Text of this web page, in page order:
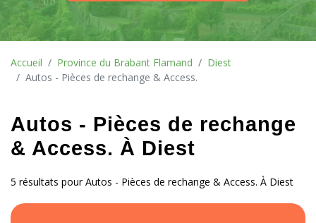
Accueil Province du Brabant Flamand
Diest
Autos - Pièces de rechange & Access.
Autos - Pièces de rechange
& Access. À Diest
5 résultats pour Autos - Pièces de rechange & Access. À Diest